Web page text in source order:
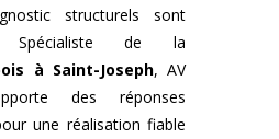
structurels sont
Spécialiste de la
à Saint-Joseph, AV
des réponses
une réalisation fiable